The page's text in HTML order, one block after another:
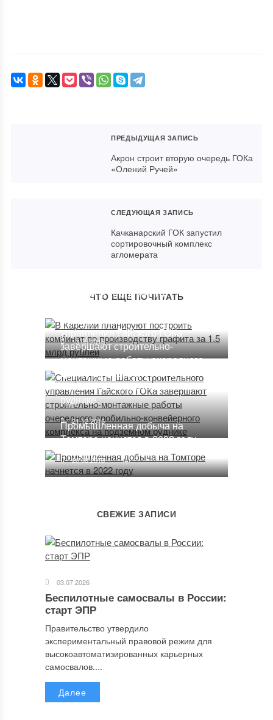
ПРЕДЫДУЩАЯ ЗАПИСЬ
Акрон строит вторую очередь ГОКа
«Олений Ручей»
СЛЕДУЮЩАЯ ЗАПИСЬ
Качканарский ГОК запустил
сортировочный комплекс
агломерата
ЧТО ЕЩЕ ПОЧИТАТЬ
построить комбинат по
млрд рублей
13.05.2018
Шахтостроительного
управления Гайского ГОКа
завершают строительно-
монтажные работы очередного
дробильно-конвейерного
комплекса на подземном
руднике
21.12.2016
Промышленная добыча на
Томторе начнется в 2022 году
20.08.2018
СВЕЖИЕ ЗАПИСИ
03.07.2026
Беспилотные самосвалы в России:
старт ЭПР
Правительство утвердило
экспериментальный правовой режим для
высокоавтоматизированных карьерных
самосвалов....
Далее